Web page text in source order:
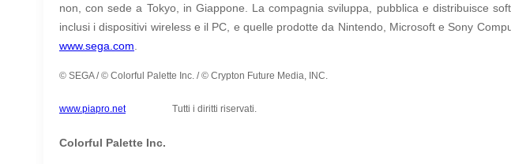
non, con sede a Tokyo, in Giappone. La compagnia sviluppa, pubblica e distribuisce
inclusi i dispositivi wireless e il PC, e quelle prodotte da Nintendo, Microsoft e Sony
www.sega.com
© SEGA / © Colorful Palette Inc. / © Crypton Future Media, INC.
www.piapro.netTutti i diritti riservati.
Colorful Palette Inc.